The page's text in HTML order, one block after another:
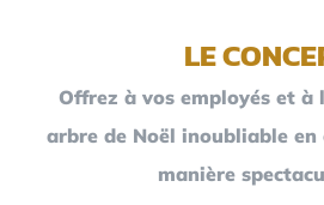
LE
Offrez à vos employés et à
arbre de Noël inoubliable en
manière